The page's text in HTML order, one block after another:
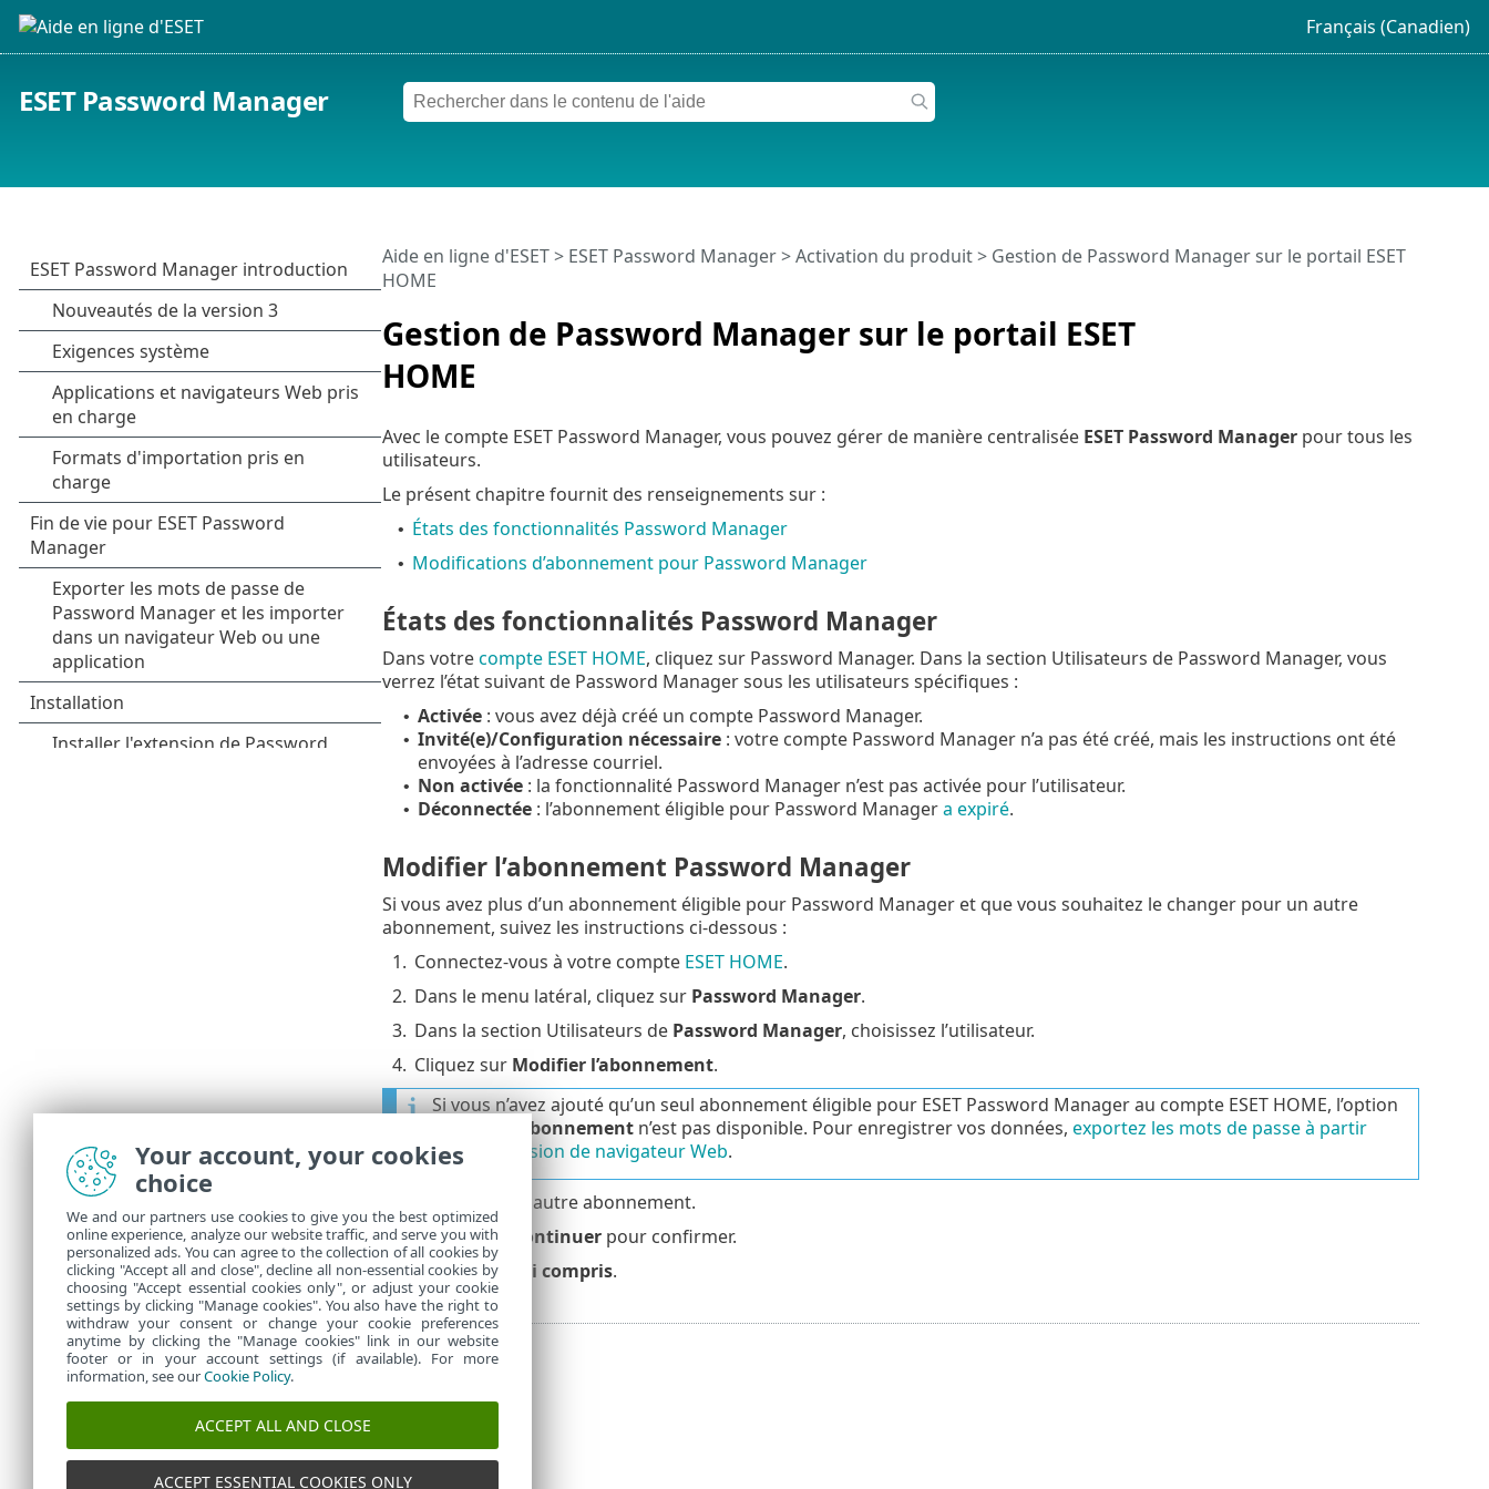
Français (Canadien)
ESET Password Manager
Gestion de Password Manager sur le portail ESET
HOME
Aide en ligne d'ESET> ESET Password Manager>Activation du produit> Gestion de Password Manager sur le portail ESET
HOME
Avec le compte ESET Password Manager, vous pouvez gérer de manière centralisée ESET Password Managerpour tous les
utilisateurs.
Le présent chapitre fournit des renseignements sur :
• États des fonctionnalités Password Manager
• Modifications d’abonnement pour Password Manager
États des fonctionnalités Password Manager
Dans votrecompte ESET HOME, cliquez sur Password Manager. Dans la section Utilisateurs de Password Manager, vous
verrez l’état suivant de Password Manager sous les utilisateurs spécifiques :
• Activée: vous avez déjà créé un compte Password Manager.
• Invité(e)/Configuration nécessaire: votre compte Password Manager n’a pas été créé, mais les instructions ont été
envoyées à l’adresse courriel.
• Non activée: la fonctionnalité Password Managern’est pas activée pour l’utilisateur.
• Déconnectée: l’abonnement éligible pour Password Managera expiré.
Modifier l’abonnement Password Manager
Si vous avez plus d’un abonnement éligible pour Password Manager et que vous souhaitez le changer pour un autre
abonnement, suivez les instructions ci-dessous :
1. Connectez-vous à votre compte ESET HOME.
2. Dans le menu latéral, cliquez sur Password Manager.
3. Dans la section Utilisateurs de Password Manager, choisissez l’utilisateur.
4. Cliquez sur Modifier l’abonnement.
Si vous n’avez ajouté qu’un seul abonnement éligible pour ESET Password Manager au compte ESET HOME, l’option
Modifier l’abonnementn’est pas disponible. Pour enregistrer vos données, exportez les mots de passe à partir
d’une extension de navigateur Web.
Choisissez un autre abonnement.
6. Cliquez sur Continuerpour confirmer.
7. Cliquez sur J'ai compris.
Your account, your cookies
choice
We and our partners use cookies to give you the best optimized
online experience, analyze our website traffic, and serve you with
personalized ads. You can agree to the collection of all cookies by
clicking "Accept all and close", decline all non-essential cookies by
choosing "Accept essential cookies only", or adjust your cookie
settings by clicking "Manage cookies". You also have the right to
withdraw your consent or change your cookie preferences
anytime by clicking the "Manage cookies" link in our website
footer or in your account settings (if available). For more
information, see ourCookie Policy.
ACCEPT ALL AND CLOSE
ACCEPT ESSENTIAL COOKIES ONLY